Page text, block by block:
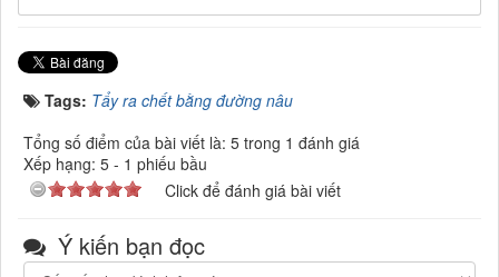
Tags: Tẩy ra chết bằng đường nâu
Tổng số điểm của bài viết là: 5 trong 1 đánh giá
Xếp hạng: 5 - 1 phiếu bầu
Click để đánh giá bài viết
Ý kiến bạn đọc